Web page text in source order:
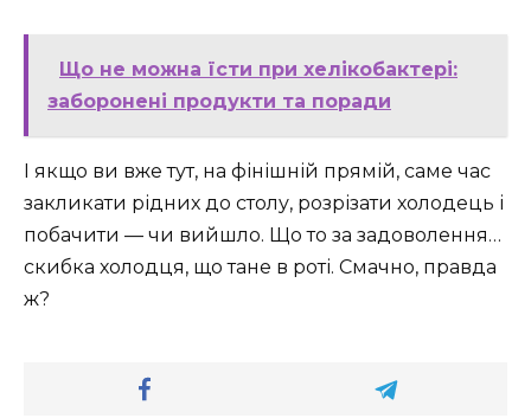
Що не можна їсти при хелікобактері:
заборонені продукти та поради
І якщо ви вже тут, на фінішній прямій, саме час
закликати рідних до столу, розрізати холодець і
побачити — чи вийшло. Що то за задоволення…
скибка холодця, що тане в роті. Смачно, правда
ж?